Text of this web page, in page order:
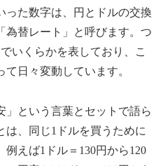
った数字は、円とドルの交換
為替レート」と呼びます。つ
いくらかを表しており、こ
日々変動しています。
」という言葉とセットで語ら
は、同じ1ドルを買うために
えば1ドル＝130円から120